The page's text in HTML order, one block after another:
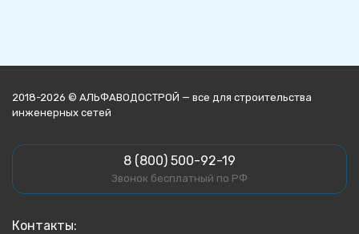
2018-2026 © АЛЬФАВОДОСТРОЙ — все для строительства
инженерных сетей
8 (800) 500-92-19
Звонок бесплатный по РФ
Контакты: